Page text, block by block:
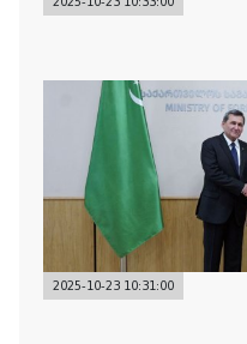
2025-10-23 10:31:00